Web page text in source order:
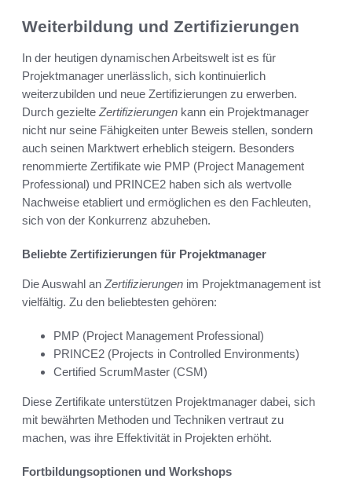
Weiterbildung und Zertifizierungen
In der heutigen dynamischen Arbeitswelt ist es für
Projektmanager unerlässlich, sich kontinuierlich
weiterzubilden und neue Zertifizierungen zu erwerben.
Durch gezielte Zertifizierungen kann ein Projektmanager
nicht nur seine Fähigkeiten unter Beweis stellen, sondern
auch seinen Marktwert erheblich steigern. Besonders
renommierte Zertifikate wie PMP (Project Management
Professional) und PRINCE2 haben sich als wertvolle
Nachweise etabliert und ermöglichen es den Fachleuten,
sich von der Konkurrenz abzuheben.
Beliebte Zertifizierungen für Projektmanager
Die Auswahl an Zertifizierungen im Projektmanagement ist
vielfältig. Zu den beliebtesten gehören:
PMP (Project Management Professional)
PRINCE2 (Projects in Controlled Environments)
Certified ScrumMaster (CSM)
Diese Zertifikate unterstützen Projektmanager dabei, sich
mit bewährten Methoden und Techniken vertraut zu
machen, was ihre Effektivität in Projekten erhöht.
Fortbildungsoptionen und Workshops